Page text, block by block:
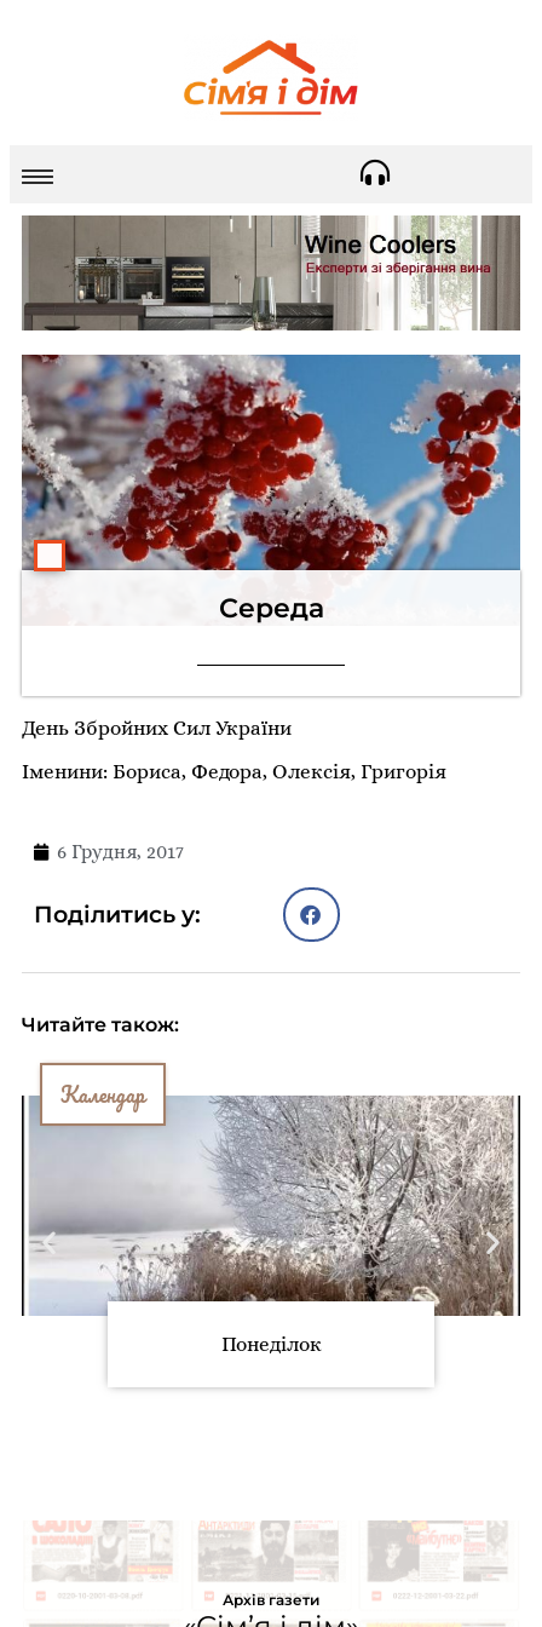
Середа
День Збройних Сил України
Іменини: Бориса, Федора, Олексія, Григорія
6 Грудня, 2017
Поділитись у:
Читайте також:
Календар
Понеділок
Архів газети